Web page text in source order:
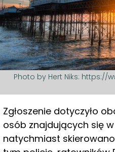
Photo by Hert Niks:
Zgłoszenie dotyczyło
osób znajdujących się
natychmiast